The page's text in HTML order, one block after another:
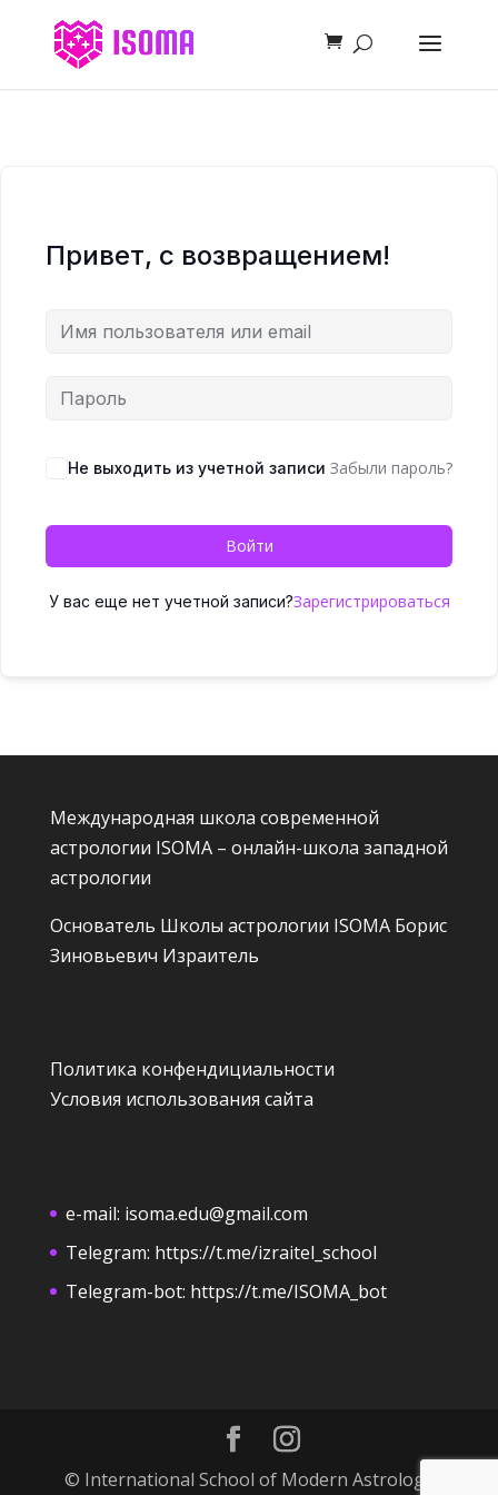
Привет, с возвращением!
Не выходить из учетной записи Забыли пароль?
Войти
У вас еще нет учетной записи?Зарегистрироваться
Международная школа современной
астрологии ISOMA – онлайн-школа западной
астрологии
Основатель Школы астрологии ISOMA Борис
Зиновьевич Израитель
Политика конфендициальности
Условия использования сайта
e-mail: isoma.edu@gmail.com
Telegram: https://t.me/izraitel_school
Telegram-bot: https://t.me/ISOMA_bot
© International School of Modern Astrology